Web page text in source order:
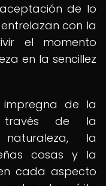
de lo
con la
el momento
en la sencillez
de la
través de la
la
cosas y la
cada aspecto